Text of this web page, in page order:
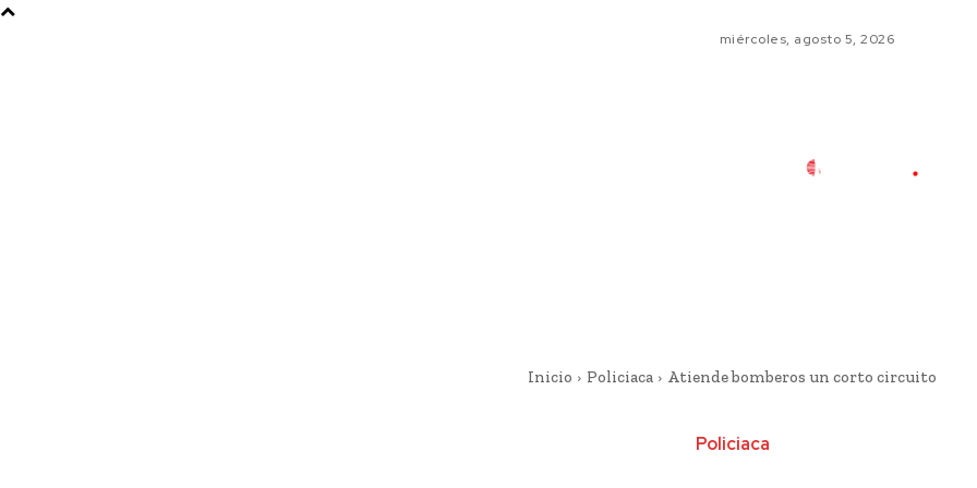
miércoles, agosto 5, 2026
Inicio Policiaca Atiende bomberos un corto circuito
Policiaca